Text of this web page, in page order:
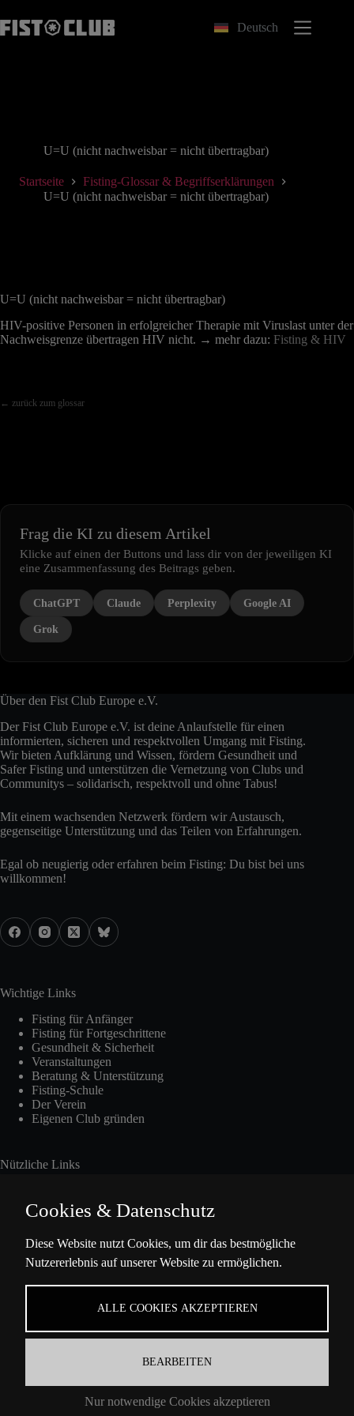
Inhalt
springen
Deutsch
U=U (nicht nachweisbar = nicht übertragbar)
Startseite
Fisting-Glossar & Begriffserklärungen
U=U (nicht nachweisbar = nicht übertragbar)
U=U (nicht nachweisbar = nicht übertragbar)
HIV-positive Personen in erfolgreicher Therapie mit Viruslast unter der
Nachweisgrenze übertragen HIV nicht. → mehr dazu: Fisting & HIV
← zurück zum glossar
Frag die KI zu diesem Artikel
Klicke auf einen der Buttons und lass dir von der jeweiligen KI
eine Zusammenfassung des Beitrags geben.
ChatGPT Claude Perplexity Google AI
Grok
Über den Fist Club Europe e.V.
Der Fist Club Europe e.V. ist deine Anlaufstelle für einen
informierten, sicheren und respektvollen Umgang mit Fisting.
Wir bieten Aufklärung und Wissen, fördern Gesundheit und
Safer Fisting und unterstützen die Vernetzung von Clubs und
Communitys – solidarisch, respektvoll und ohne Tabus!
Mit einem wachsenden Netzwerk fördern wir Austausch,
gegenseitige Unterstützung und das Teilen von Erfahrungen.
Egal ob neugierig oder erfahren beim Fisting: Du bist bei uns
willkommen!
Wichtige Links
Fisting für Anfänger
Fisting für Fortgeschrittene
Gesundheit & Sicherheit
Veranstaltungen
Beratung & Unterstützung
Fisting-Schule
Der Verein
Eigenen Club gründen
Nützliche Links
Presse
Über Uns
Ella-Barowsky-Str. 47 10829 Berlin
Cookies & Datenschutz
Diese Website nutzt Cookies, um dir das bestmögliche
Nutzererlebnis auf unserer Website zu ermöglichen.
ALLE COOKIES AKZEPTIEREN
BEARBEITEN
Nur notwendige Cookies akzeptieren